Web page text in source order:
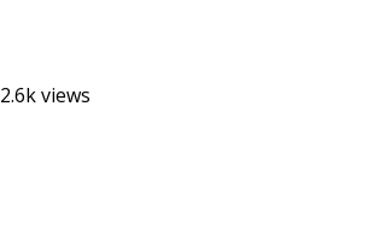
2.6k views